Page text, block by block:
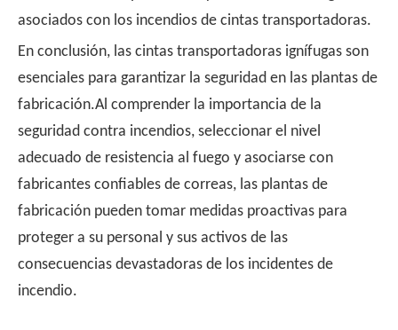
asociados con los incendios de cintas transportadoras.
En conclusión, las cintas transportadoras ignífugas son
esenciales para garantizar la seguridad en las plantas de
fabricación.Al comprender la importancia de la
seguridad contra incendios, seleccionar el nivel
adecuado de resistencia al fuego y asociarse con
fabricantes confiables de correas, las plantas de
fabricación pueden tomar medidas proactivas para
proteger a su personal y sus activos de las
consecuencias devastadoras de los incidentes de
incendio.